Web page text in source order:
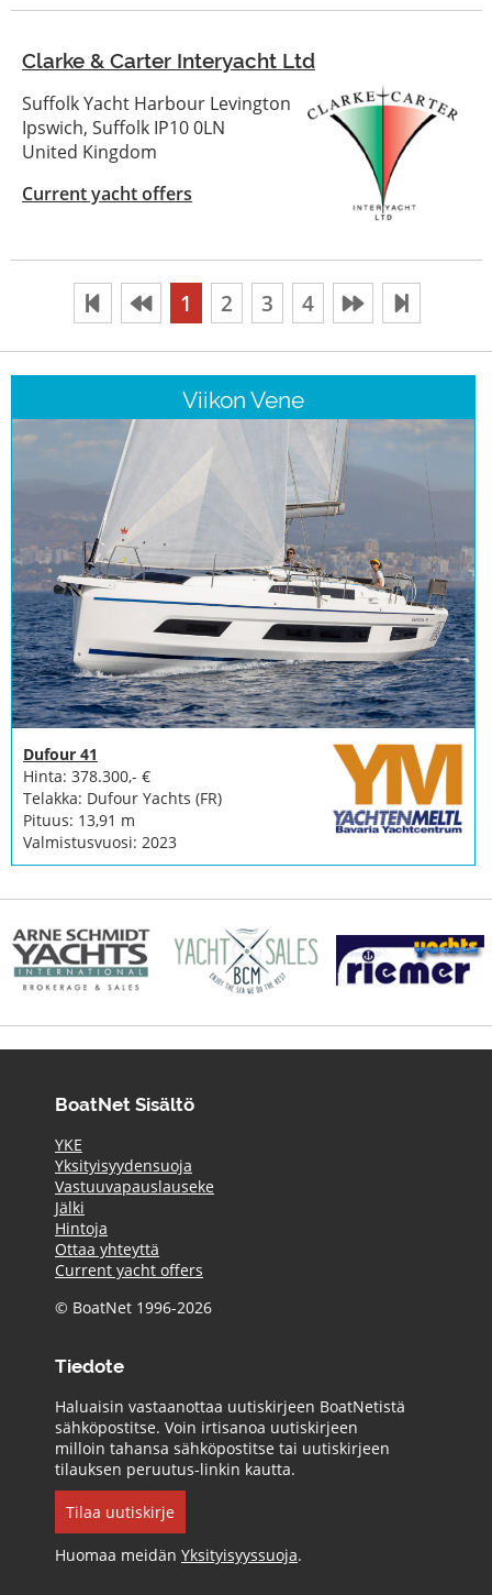
Clarke & Carter Interyacht Ltd
Suffolk Yacht Harbour Levington
Ipswich, Suffolk IP10 0LN
United Kingdom
Current yacht offers
1 2 3 4
Viikon Vene
Dufour 41
Hinta: 378.300,- €
Telakka: Dufour Yachts (FR)
Pituus: 13,91 m
Valmistusvuosi: 2023
BoatNet Sisältö
YKE
Yksityisyydensuoja
Vastuuvapauslauseke
Jälki
Hintoja
Ottaa yhteyttä
Current yacht offers
© BoatNet 1996-2026
Tiedote
Haluaisin vastaanottaa uutiskirjeen BoatNetistä
sähköpostitse. Voin irtisanoa uutiskirjeen
milloin tahansa sähköpostitse tai uutiskirjeen
tilauksen peruutus-linkin kautta.
Tilaa uutiskirje
Huomaa meidän Yksityisyyssuoja.